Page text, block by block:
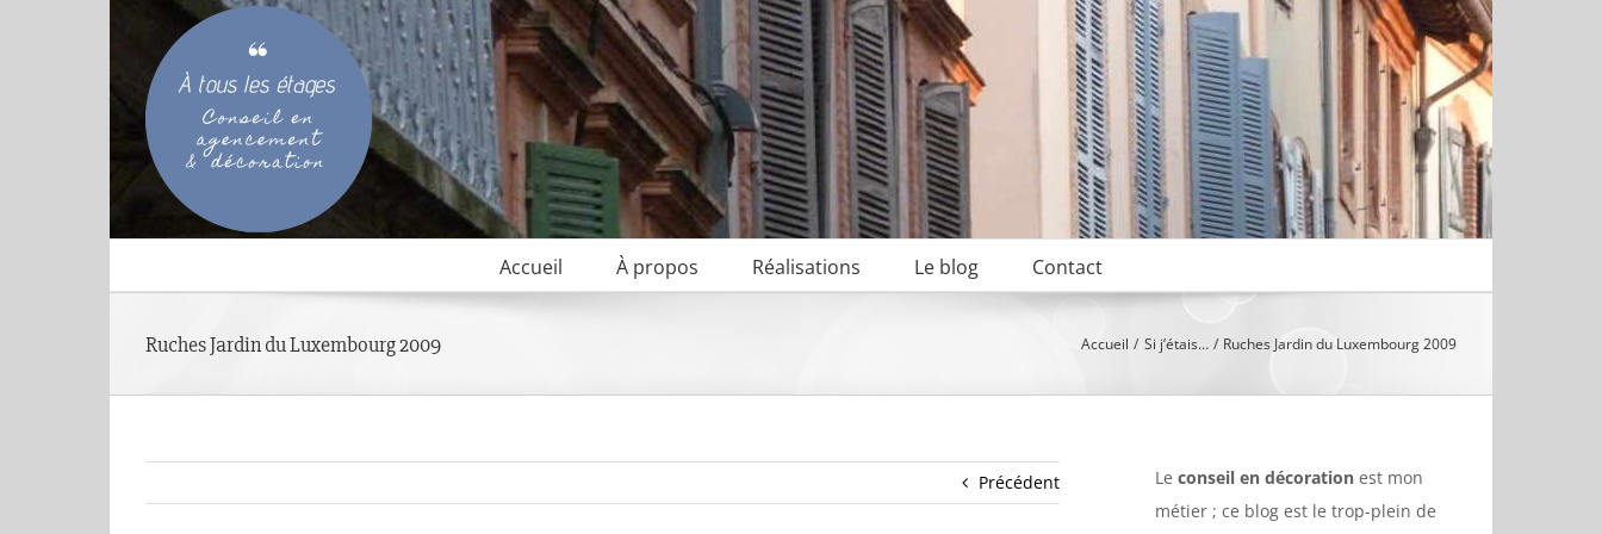
Accueil À propos Réalisations Le blog Contact
Ruches Jardin du Luxembourg 2009 Accueil Si j’étais… Ruches Jardin du Luxembourg 2009
Précédent Le conseil en décoration est mon
métier ; ce blog est le trop-plein de